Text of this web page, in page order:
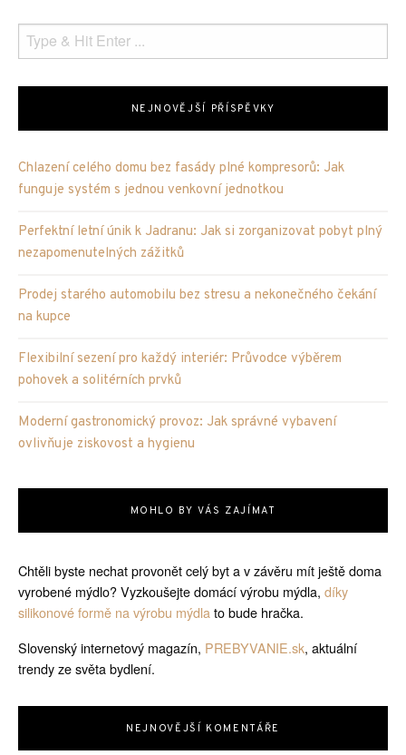
NEJNOVĚJŠÍ PŘÍSPĚVKY
Chlazení celého domu bez fasády plné kompresorů: Jak
funguje systém s jednou venkovní jednotkou
Perfektní letní únik k Jadranu: Jak si zorganizovat pobyt plný
nezapomenutelných zážitků
Prodej starého automobilu bez stresu a nekonečného čekání
na kupce
Flexibilní sezení pro každý interiér: Průvodce výběrem
pohovek a solitérních prvků
Moderní gastronomický provoz: Jak správné vybavení
ovlivňuje ziskovost a hygienu
MOHLO BY VÁS ZAJÍMAT
Chtěli byste nechat provonět celý byt a v závěru mít ještě doma
vyrobené mýdlo? Vyzkoušejte domácí výrobu mýdla, díky
silikonové formě na výrobu mýdla to bude hračka.
Slovenský internetový magazín, PREBYVANIE.sk, aktuální
trendy ze světa bydlení.
NEJNOVĚJŠÍ KOMENTÁŘE